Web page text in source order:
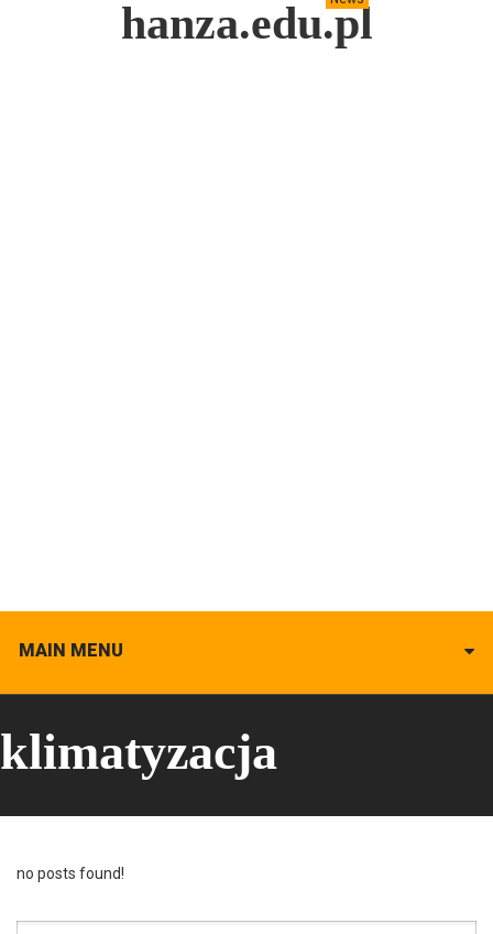
hanza.edu.pl
MAIN MENU
klimatyzacja
no posts found!